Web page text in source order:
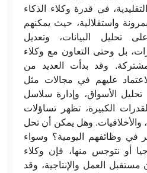
في قدرة وكلاء الذكاء
واستقلالية، حيث يمكنهم
تحليل البيانات، وتعديل
بل وحتى التعاون مع وكلاء
وقد بدأت العديد من
عليهم في مجالات مثل
تحليل الأسواق، وإدارة سلاسل
الكبيرة، تظهر تساؤلات
والأخلاقيات. وهل يمكن أن تحل
في وظائفهم اليومية؟ وسواء
أو نتوجس منها، فإن وكلاء
مستقبل العمل والإنتاجية، وقد